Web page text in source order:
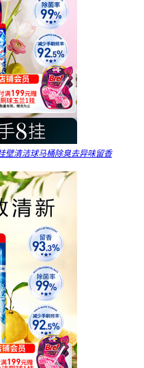
壁清洁球马桶除臭去异味留香